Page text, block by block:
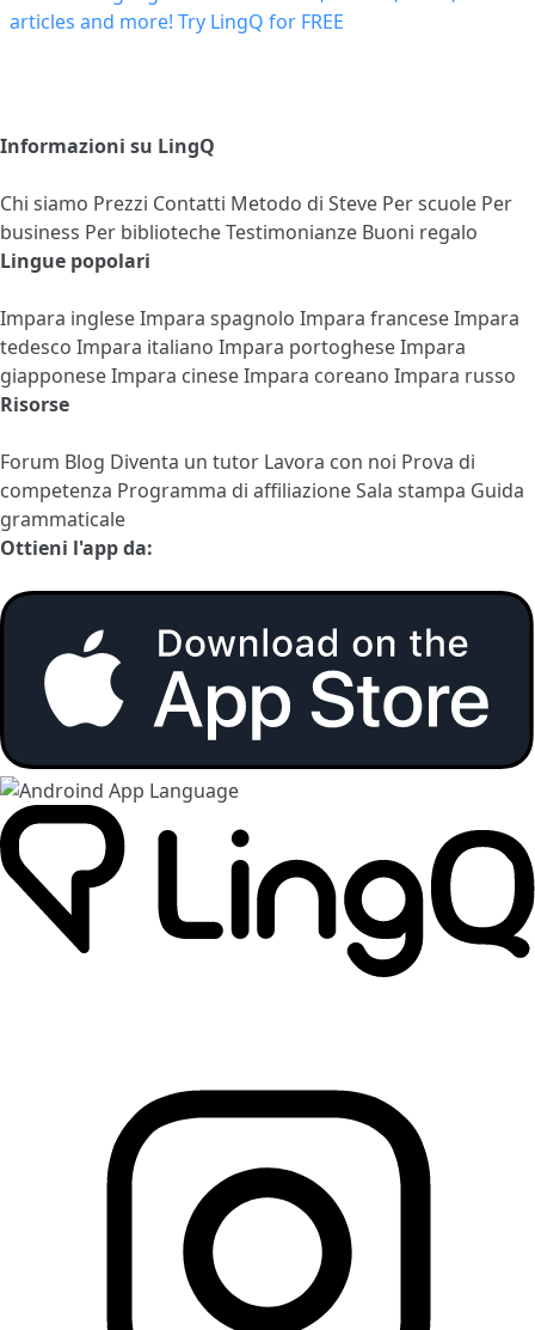
Informazioni su LingQ
Chi siamo Prezzi Contatti Metodo di Steve Per scuole Per
business Per bibliotecheTestimonianze Buoni regalo
Lingue popolari
Impara ingleseImpara spagnolo Impara franceseImpara
tedesco Impara italiano Impara portogheseImpara
giapponeseImpara cineseImpara coreano Impara russo
Risorse
Forum Blog Diventa un tutor Lavora con noi Prova di
competenza Programma di affiliazioneSala stampa Guida
grammaticale
Ottieni l'app da: